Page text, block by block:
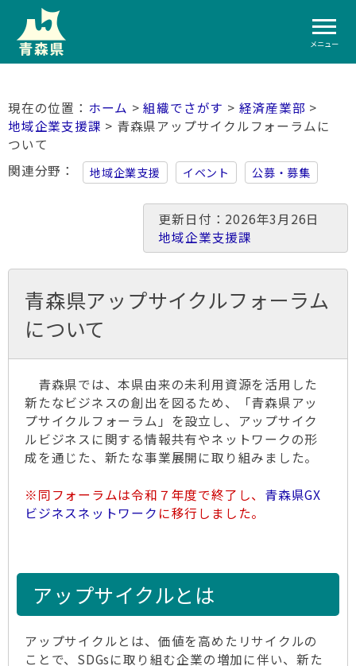
メニュー
ホーム >組織でさがす > 経済産業部 >
地域企業支援課 > 青森県アップサイクルフォーラムに
ついて
関連分野
地域企業支援 イベント 公募・募集
更新日付：2026年3月26日
地域企業支援課
青森県アップサイクルフォーラム
について
青森県では、本県由来の未利用資源を活用した
新たなビジネスの創出を図るため、「青森県アッ
プサイクルフォーラム」を設立し、アップサイク
ルビジネスに関する情報共有やネットワークの形
成を通じた、新たな事業展開に取り組みました。
※同フォーラムは令和７年度で終了し、 青森県GX
ビジネスネットワーク に移行しました。
アップサイクルとは
アップサイクルとは、価値を高めたリサイクルの
ことで、SDGsに取り組む企業の増加に伴い、新た